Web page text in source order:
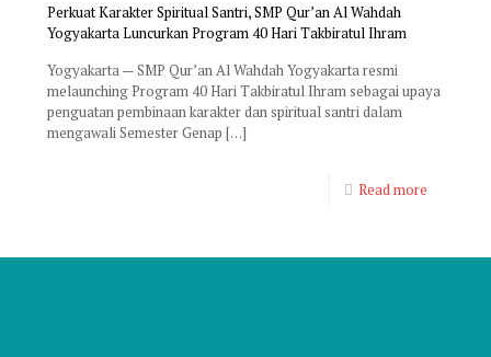
Perkuat Karakter Spiritual Santri, SMP Qur’an Al Wahdah
Yogyakarta Luncurkan Program 40 Hari Takbiratul Ihram
Yogyakarta — SMP Qur’an Al Wahdah Yogyakarta resmi
melaunching Program 40 Hari Takbiratul Ihram sebagai upaya
penguatan pembinaan karakter dan spiritual santri dalam
mengawali Semester Genap […]
Read more